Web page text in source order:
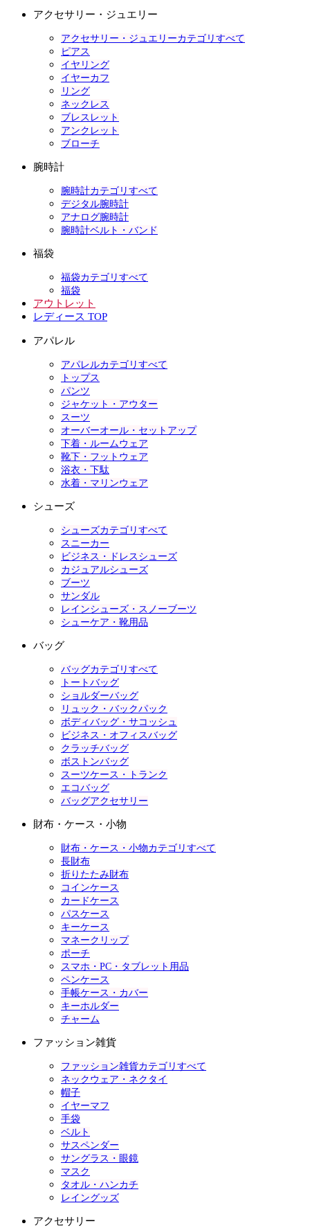
アクセサリー・ジュエリー
アクセサリー・ジュエリーカテゴリすべて
ピアス
イヤリング
イヤーカフ
リング
ネックレス
ブレスレット
アンクレット
ブローチ
腕時計
腕時計カテゴリすべて
デジタル腕時計
アナログ腕時計
腕時計ベルト・バンド
福袋
福袋カテゴリすべて
福袋
アウトレット
レディース TOP
アパレル
アパレルカテゴリすべて
トップス
パンツ
ジャケット・アウター
スーツ
オーバーオール・セットアップ
下着・ルームウェア
靴下・フットウェア
浴衣・下駄
水着・マリンウェア
シューズ
シューズカテゴリすべて
スニーカー
ビジネス・ドレスシューズ
カジュアルシューズ
ブーツ
サンダル
レインシューズ・スノーブーツ
シューケア・靴用品
バッグ
バッグカテゴリすべて
トートバッグ
ショルダーバッグ
リュック・バックパック
ボディバッグ・サコッシュ
ビジネス・オフィスバッグ
クラッチバッグ
ボストンバッグ
スーツケース・トランク
エコバッグ
バッグアクセサリー
財布・ケース・小物
財布・ケース・小物カテゴリすべて
長財布
折りたたみ財布
コインケース
カードケース
パスケース
キーケース
マネークリップ
ポーチ
スマホ・PC・タブレット用品
ペンケース
手帳ケース・カバー
キーホルダー
チャーム
ファッション雑貨
ファッション雑貨カテゴリすべて
ネックウェア・ネクタイ
帽子
イヤーマフ
手袋
ベルト
サスペンダー
サングラス・眼鏡
マスク
タオル・ハンカチ
レイングッズ
アクセサリー